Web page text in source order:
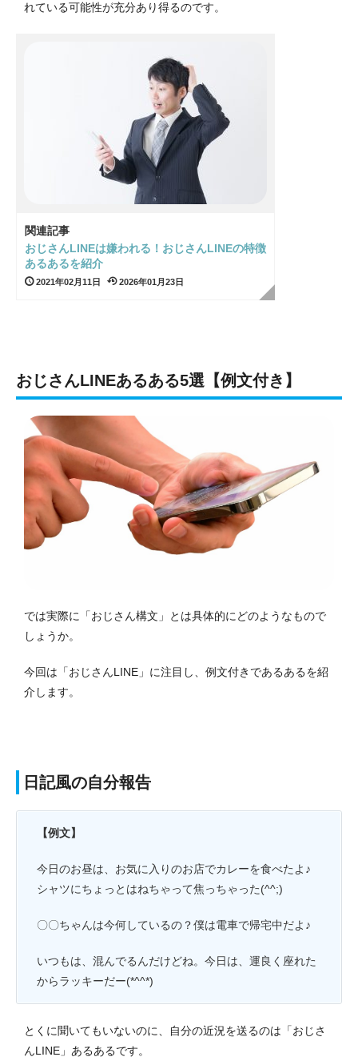
れている可能性が充分あり得るのです。
関連記事
おじさんLINEは嫌われる！おじさんLINEの特徴
あるあるを紹介
2021年02月11日 2026年01月23日
おじさんLINEあるある5選【例文付き】
では実際に「おじさん構文」とは具体的にどのようなもので
しょうか。
今回は「おじさんLINE」に注目し、例文付きであるあるを紹
介します。
日記風の自分報告
【例文】
今日のお昼は、お気に入りのお店でカレーを食べたよ♪
シャツにちょっとはねちゃって焦っちゃった(^^;)
〇〇ちゃんは今何しているの？僕は電車で帰宅中だよ♪
いつもは、混んでるんだけどね。今日は、運良く座れた
からラッキーだー(*^^*)
とくに聞いてもいないのに、自分の近況を送るのは「おじさ
んLINE」あるあるです。